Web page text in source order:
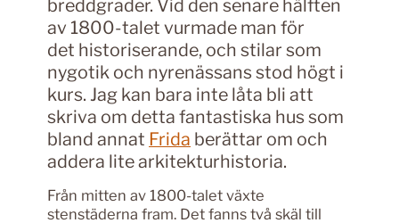
breddgrader. Vid den senare hälften
av 1800-talet vurmade man för
det historiserande, och stilar som
nygotik och nyrenässans stod högt i
kurs. Jag kan bara inte låta bli att
skriva om detta fantastiska hus som
bland annat Frida berättar om och
addera lite arkitekturhistoria.
Från mitten av 1800-talet växte
stenstäderna fram. Det fanns två skäl till